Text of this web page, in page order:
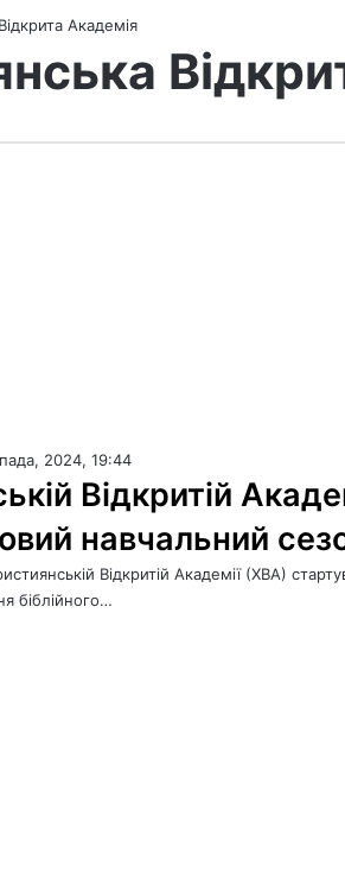
Академія
2024, 19:44
Відкритій
навчальний
Відкритій Академії (ХВА)
біблійного…